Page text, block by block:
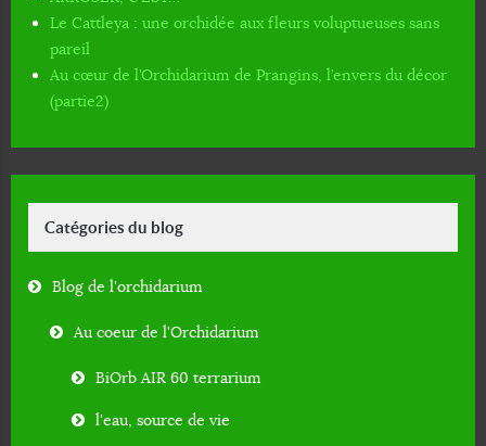
Le Cattleya : une orchidée aux fleurs voluptueuses sans
pareil
Au cœur de l’Orchidarium de Prangins, l’envers du décor
(partie2)
Catégories du blog
Blog de l'orchidarium
Au coeur de l'Orchidarium
BiOrb AIR 60 terrarium
l'eau, source de vie